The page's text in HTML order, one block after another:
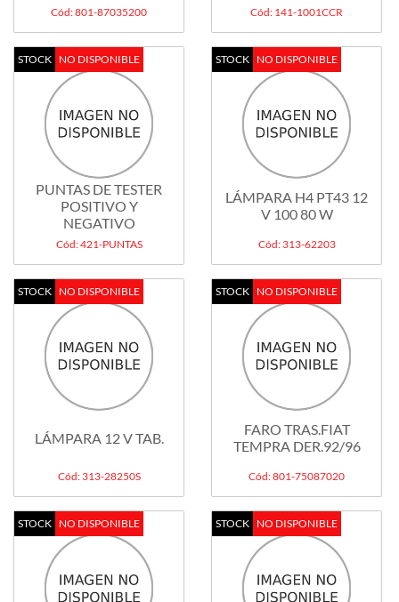
Cód: 801-87035200 Cód: 141-1001CCR
STOCK NO DISPONIBLE
PUNTAS DE TESTER
POSITIVO Y
NEGATIVO
Cód: 421-PUNTAS
STOCK NO DISPONIBLE
LÁMPARA H4 PT43 12
V 100 80 W
Cód: 313-62203
STOCK NO DISPONIBLE
LÁMPARA 12 V TAB.
Cód: 313-28250S
STOCK NO DISPONIBLE
FARO TRAS.FIAT
TEMPRA DER.92/96
Cód: 801-75087020
STOCK NO DISPONIBLE STOCK NO DISPONIBLE